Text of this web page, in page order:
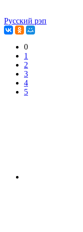
Русский рэп
0
1
2
3
4
5